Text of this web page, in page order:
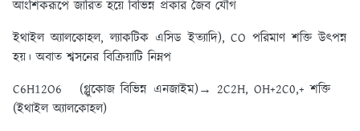
আংশিকরূপে জারিত হয়ে বিভিন্ন প্রকার জৈব যৌগ
ইথাইল অ্যালকোহল, ল্যাকটিক এসিড ইত্যাদি), CO পরিমাণ শক্তি উৎপন্ন
হয়। অবাত শ্বসনের বিক্রিয়াটি নিম্নপ
C6H12O6 (গ্লুকোজ বিভিন্ন এনজাইম)→ 2C2H, OH+2C0,+ শক্তি
(ইথাইল অ্যালকোহল)